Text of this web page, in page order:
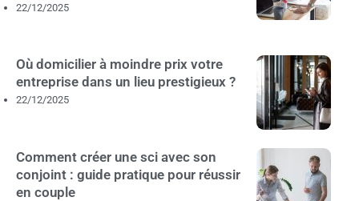
22/12/2025
Où domicilier à moindre prix votre
entreprise dans un lieu prestigieux ?
22/12/2025
Comment créer une sci avec son
conjoint : guide pratique pour réussir
en couple